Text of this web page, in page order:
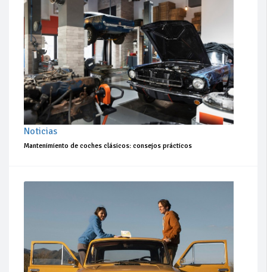
Noticias
Mantenimiento de coches clásicos: consejos prácticos